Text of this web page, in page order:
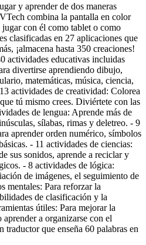
y aprender de dos maneras
combina la pantalla en color
con él como tablet o como
clasificadas en 27 aplicaciones que
¡almacena hasta 350 creaciones!
actividades educativas incluidas
divertirse aprendiendo dibujo,
matemáticas, música, ciencia,
actividades de creatividad: Colorea
tú mismo crees. Diviértete con las
de lengua: Aprende más de
sílabas, rimas y deletreo. - 9
aprender orden numérico, símbolos
- 11 actividades de ciencias:
sus sonidos, aprende a reciclar y
- 8 actividades de lógica:
de imágenes, el seguimiento de
mentales: Para reforzar la
de clasificación y la
útiles: Para mejorar la
a organizarse con el
que enseña 60 palabras en